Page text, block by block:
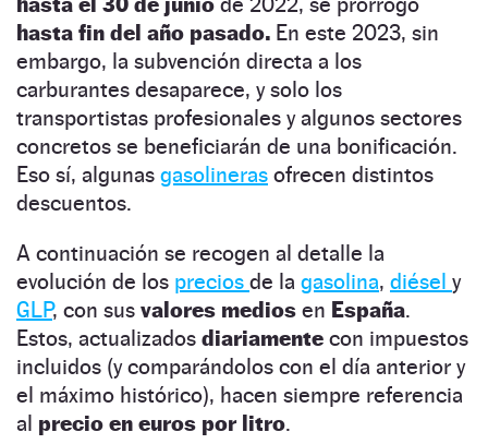
hasta fin del año pasado. En este 2023, sin
embargo, la subvención directa a los
carburantes desaparece, y solo los
transportistas profesionales y algunos sectores
concretos se beneficiarán de una bonificación.
Eso sí, algunas gasolineras ofrecen distintos
descuentos.
A continuación se recogen al detalle la
evolución de los precios de la gasolina, diésel y
GLP, con sus valores medios en España.
Estos, actualizados diariamente con impuestos
incluidos (y comparándolos con el día anterior y
el máximo histórico), hacen siempre referencia
al precio en euros por litro.